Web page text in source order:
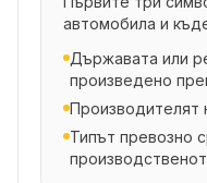
автомобила и
Държавата или
произведено
Производителят
Типът превозно